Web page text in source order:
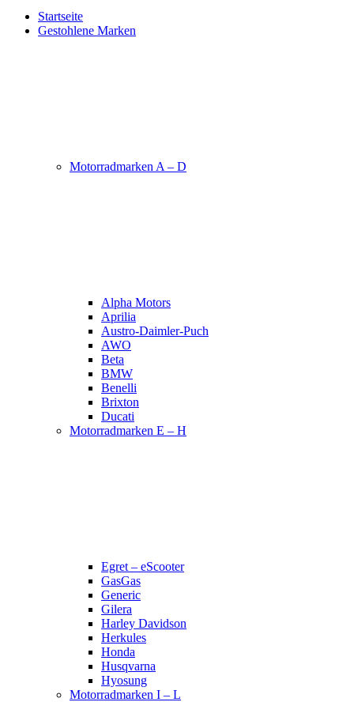
Startseite
Gestohlene Marken
Motorradmarken A – D
Alpha Motors
Aprilia
Austro-Daimler-Puch
AWO
Beta
BMW
Benelli
Brixton
Ducati
Motorradmarken E – H
Egret – eScooter
GasGas
Generic
Gilera
Harley Davidson
Herkules
Honda
Husqvarna
Hyosung
Motorradmarken I – L